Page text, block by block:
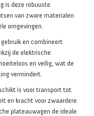
is deze robuuste
van zware materialen
omgevingen.
en combineert
de elektrische
en veilig, wat de
vermindert.
is voor transport tot
en kracht voor zwaardere
plateauwagen de ideale